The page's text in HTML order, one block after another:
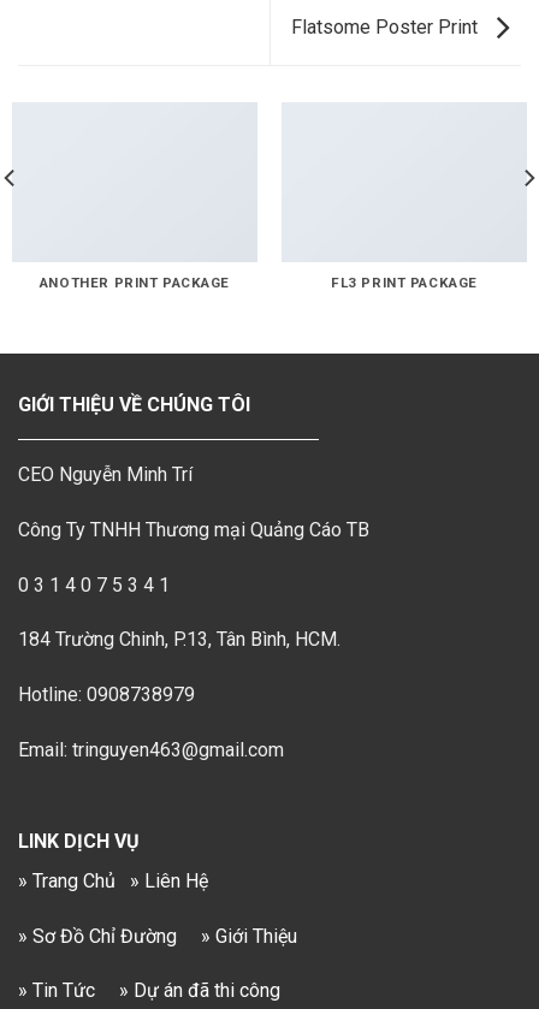
Flatsome Poster Print
ANOTHER PRINT PACKAGE FL3 PRINT PACKAGE
GIỚI THIỆU VỀ CHÚNG TÔI
CEO Nguyễn Minh Trí
Công Ty TNHH Thương mại Quảng Cáo TB
0 3 1 4 0 7 5 3 4 1
184 Trường Chinh, P.13, Tân Bình, HCM.
Hotline: 0908738979
Email: tringuyen463@gmail.com
LINK DỊCH VỤ
» Trang Chủ
» Liên Hệ
» Sơ Đồ Chỉ Đường » Giới Thiệu
» Tin Tức » Dự án đã thi công